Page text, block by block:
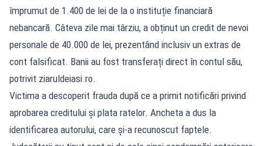
împrumut de 1.400 de lei de la o instituție financiară
nebancară. Câteva zile mai târziu, a obținut un credit de nevoi
personale de 40.000 de lei, prezentând inclusiv un extras de
cont falsificat. Banii au fost transferați direct în contul său,
potrivit ziaruldeiasi.ro.
Victima a descoperit frauda după ce a primit notificări privind
aprobarea creditului și plata ratelor. Ancheta a dus la
identificarea autorului, care și-a recunoscut faptele.